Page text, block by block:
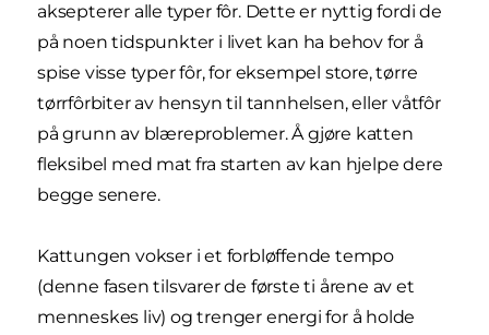
aksepterer alle typer fôr. Dette er nyttig fordi de
på noen tidspunkter i livet kan ha behov for å
spise visse typer fôr, for eksempel store, tørre
tørrfôrbiter av hensyn til tannhelsen, eller våtfôr
på grunn av blæreproblemer. Å gjøre katten
fleksibel med mat fra starten av kan hjelpe dere
begge senere.
Kattungen vokser i et forbløffende tempo
(denne fasen tilsvarer de første ti årene av et
menneskes liv) og trenger energi for å holde